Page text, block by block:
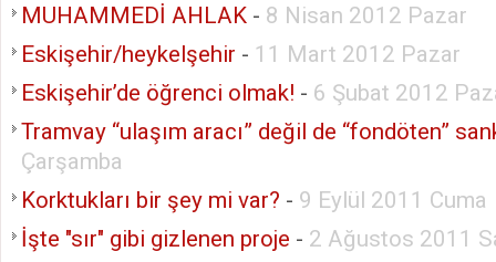
MUHAMMEDİ AHLAK - 8 Nisan 2012 Pazar
Eskişehir/heykelşehir - 11 Mart 2012 Pazar
Eskişehir’de öğrenci olmak! - 6 Şubat 2012
Tramvay “ulaşım aracı” değil de “fondöten”
Çarşamba
Korktukları bir şey mi var? - 9 Eylül 2011 Cuma
İşte "sır" gibi gizlenen proje - 2 Ağustos 2011